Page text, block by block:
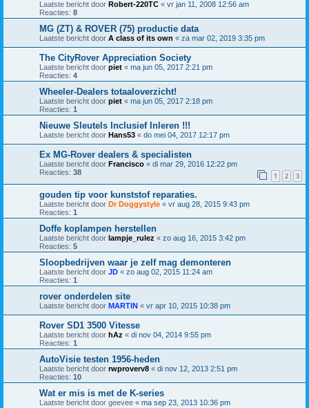
Laatste bericht door Robert-220TC « vr jan 11, 2008 12:56 am
Reacties: 8
MG (ZT) & ROVER (75) productie data
Laatste bericht door A class of its own « za mar 02, 2019 3:35 pm
The CityRover Appreciation Society
Laatste bericht door piet « ma jun 05, 2017 2:21 pm
Reacties: 4
Wheeler-Dealers totaaloverzicht!
Laatste bericht door piet « ma jun 05, 2017 2:18 pm
Reacties: 1
Nieuwe Sleutels Inclusief Inleren !!!
Laatste bericht door Hans53 « do mei 04, 2017 12:17 pm
Ex MG-Rover dealers & specialisten
Laatste bericht door Francisco « di mar 29, 2016 12:22 pm
Reacties: 38 1 2 3
gouden tip voor kunststof reparaties.
Laatste bericht door Dr Doggystyle « vr aug 28, 2015 9:43 pm
Reacties: 1
Doffe koplampen herstellen
Laatste bericht door lampje_rulez « zo aug 16, 2015 3:42 pm
Reacties: 5
Sloopbedrijven waar je zelf mag demonteren
Laatste bericht door JD « zo aug 02, 2015 11:24 am
Reacties: 1
rover onderdelen site
Laatste bericht door MARTIN « vr apr 10, 2015 10:38 pm
Rover SD1 3500 Vitesse
Laatste bericht door hAz « di nov 04, 2014 9:55 pm
Reacties: 1
AutoVisie testen 1956-heden
Laatste bericht door rwproverv8 « di nov 12, 2013 2:51 pm
Reacties: 10
Wat er mis is met de K-series
Laatste bericht door geevee « ma sep 23, 2013 10:36 pm